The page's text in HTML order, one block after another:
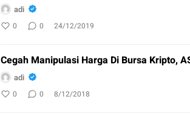
adi
0 0 24/12/2019
Cegah Manipulasi Harga Di Bursa Kripto,
adi
0 0 8/12/2018